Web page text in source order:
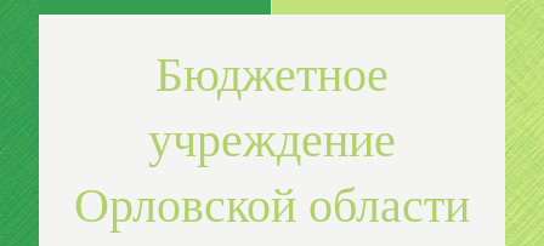
Бюджетное
учреждение
Орловской области